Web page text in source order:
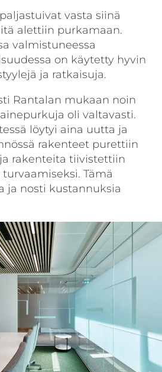
vasta siinä
alettiin purkamaan.
valmistuneessa
on käytetty hyvin
ja ratkaisuja.
Rantalan mukaan noin
oli valtavasti.
löytyi aina uutta ja
rakenteet purettiin
rakenteita tiivistettiin
Tämä
ja nosti kustannuksia